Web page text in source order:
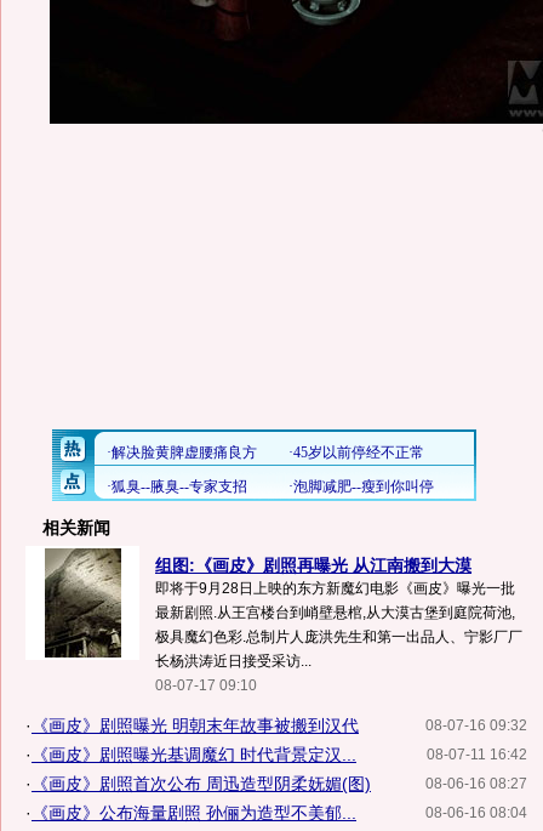
相关新闻
组图:《画皮》剧照再曝光 从江南搬到大漠
即将于9月28日上映的东方新魔幻电影《画皮》曝光一批
最新剧照.从王宫楼台到峭壁悬棺,从大漠古堡到庭院荷池,
极具魔幻色彩.总制片人庞洪先生和第一出品人、宁影厂厂
长杨洪涛近日接受采访...
08-07-17 09:10
08-07-16 09:32
· 《画皮》剧照曝光 明朝末年故事被搬到汉代
08-07-11 16:42
· 《画皮》剧照曝光基调魔幻 时代背景定汉...
08-06-16 08:27
· 《画皮》剧照首次公布 周迅造型阴柔妩媚(图)
08-06-16 08:04
· 《画皮》公布海量剧照 孙俪为造型不美郁...